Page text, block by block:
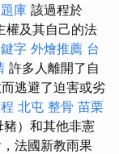
庫 該過程於
權及其自己的法
字 外燴推薦 台
許多人離開了自
逃避了迫害或劣
北屯 整骨 苗栗
）和其他非憲
法國新教雨果